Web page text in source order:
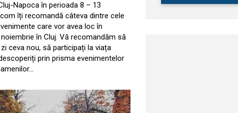
Napoca în perioada 8 – 13
îți recomandă câteva dintre cele
care vor avea loc în
în Cluj. Vă recomandăm să
ceva nou, să participați la viața
prin prisma evenimentelor